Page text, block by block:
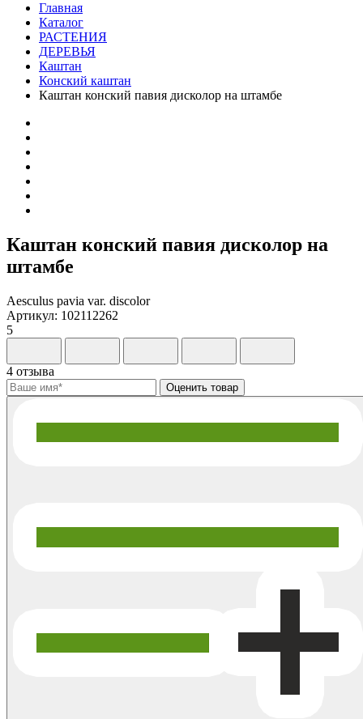
Главная
Каталог
РАСТЕНИЯ
ДЕРЕВЬЯ
Каштан
Конский каштан
Каштан конский павия дисколор на штамбе
Каштан конский павия дисколор на
штамбе
Aesculus pavia var. discolor
Артикул: 102112262
5
4 отзыва